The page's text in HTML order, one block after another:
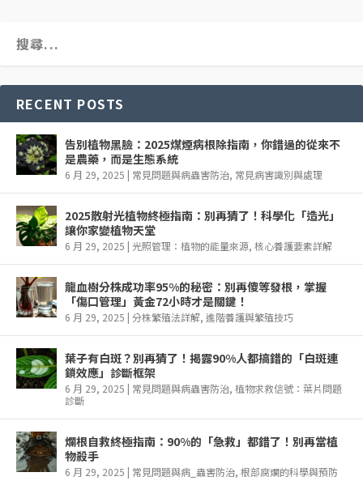
RECENT POSTS
告別植物黑臉：2025煤煙病根除指南，你錯過的從來不
是農藥，而是生態系統
6 月 29, 2025 | 常見問題與病蟲害防治, 常見病害識別與處理
2025散射光植物終極指南：別再猜了！科學化「造光」
讓你家變植物天堂
6 月 29, 2025 | 光照管理：植物的能量來源, 核心養護要素詳解
龍血樹分株成功率95%的秘密：別再傻等發根，掌握
「傷口管理」黃金72小時才是關鍵！
6 月 29, 2025 | 分株繁殖法詳解, 進階養護與繁殖技巧
葉子有白斑？別再猜了！揭露90%人都搞錯的「白斑連
鎖效應」診斷框架
6 月 29, 2025 | 常見問題與病蟲害防治, 植物求救信號：葉片問題
診斷
爛根自救終極指南：90%的「急救」都錯了！別再當植
物殺手
6 月 29, 2025 | 常見問題與病_蟲害防治, 根部腐爛的科學與預防